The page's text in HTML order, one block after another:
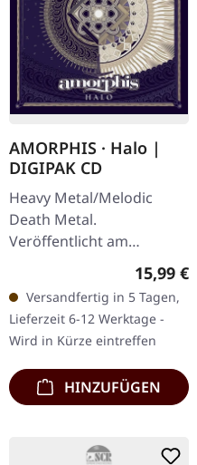
AMORPHIS · Halo |
DIGIPAK CD
Heavy Metal/Melodic
Death Metal.
Veröffentlicht am
11.02.2022, auf Atomic
Fire Records. CD im
DigPak. Amorphis liefern
mit „Halo" ein weiteres…
15,99 €
Versandfertig in 5 Tagen,
Lieferzeit 6-12 Werktage -
Wird in Kürze eintreffen
HINZUFÜGEN